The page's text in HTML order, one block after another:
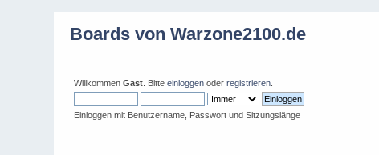
Boards von Warzone2100.de
WillkommenGast . Bitteeinloggen oderregistrieren
Einloggen mit Benutzername, Passwort und Sitzungslänge